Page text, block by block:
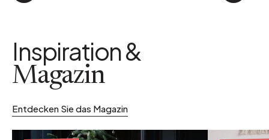
Inspiration &
Magazin
Entdecken Sie das Magazin